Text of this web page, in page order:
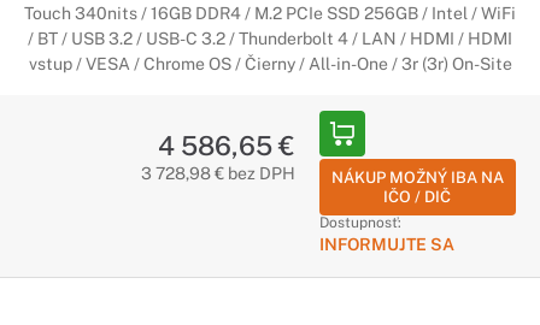
Touch 340nits / 16GB DDR4 / M.2 PCIe SSD 256GB / Intel / WiFi
/ BT / USB 3.2 / USB-C 3.2 / Thunderbolt 4 / LAN / HDMI / HDMI
vstup / VESA / Chrome OS / Čierny / All-in-One / 3r (3r) On-Site
4 586,65 €
3 728,98 € bez DPH
NÁKUP MOŽNÝ IBA NA
IČO / DIČ
Dostupnosť:
INFORMUJTE SA